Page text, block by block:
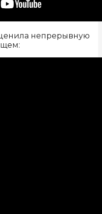
непрерывную